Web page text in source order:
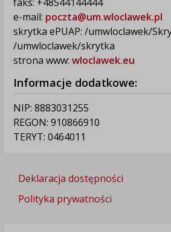
e-mail: poczta@um.wloclawek.pl
skrytka ePUAP: /umwloclawek/
/umwloclawek/skrytka
strona www: wloclawek.eu
Informacje dodatkowe:
NIP: 8883031255
REGON: 910866910
TERYT: 0464011
Deklaracja dostępności
Polityka prywatności